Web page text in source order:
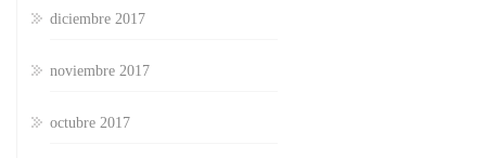
diciembre 2017
noviembre 2017
octubre 2017